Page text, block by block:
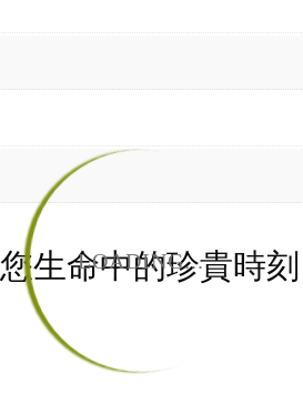
LOADING...
生命中的珍貴時刻